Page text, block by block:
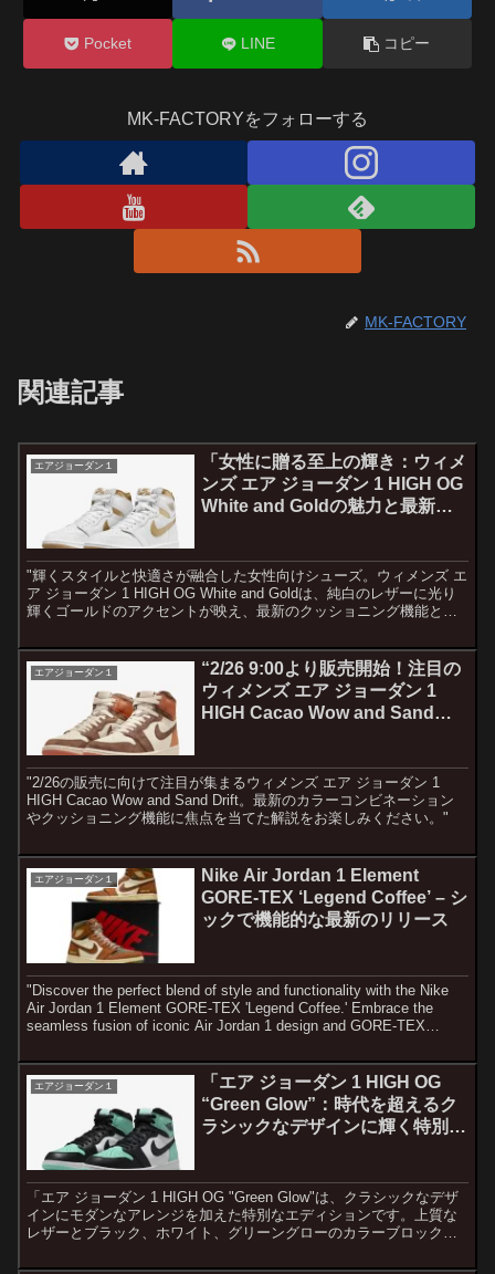
Pocket LINE コピー
MK-FACTORYをフォローする
MK-FACTORY
関連記事
エアジョーダン１
「女性に贈る至上の輝き：ウィメ
ンズ エア ジョーダン 1 HIGH OG
White and Goldの魅力と最新価
"輝くスタイルと快適さが融合した女性向けシューズ。ウィメンズ エ
ア ジョーダン 1 HIGH OG White and Goldは、純白のレザーに光り
輝くゴールドのアクセントが映え、最新のクッショニング機能とパ
レトロなデザインと共に、一歩先を行くファッションを楽しもう。
今すぐチェックして、スタイリッシュな足元を手に入れよう。"
エアジョーダン１
“2/26 9:00より販売開始！注目の
ウィメンズ エア ジョーダン 1
HIGH Cacao Wow and Sand
"2/26の販売に向けて注目が集まるウィメンズ エア ジョーダン 1
HIGH Cacao Wow and Sand Drift。最新のカラーコンビネーション
やクッショニング機能に焦点を当てた解説をお楽しみください。"
エアジョーダン１
Nike Air Jordan 1 Element
GORE-TEX ‘Legend Coffee’ – シ
ックで機能的な最新のリリース
"Discover the perfect blend of style and functionality with the Nike
Air Jordan 1 Element GORE-TEX 'Legend Coffee.' Embrace the
seamless fusion of iconic Air Jordan 1 design and GORE-TEX
reminiscent of deep coffee beans, offering a sophisticated and
versatile addition to your sneaker collection. Elevate your comfort
with the breathable GORE-TEX material, ensuring a snug fit in any
weather condition. Don't miss the limited release on February 12th –
a must-have for collectors and sneaker enthusiasts alike. Step into
the future of footwear fashion with this unique and timeless pair."
エアジョーダン１
「エア ジョーダン 1 HIGH OG
“Green Glow”：時代を超えるク
ラシックなデザインに輝く特別な
「エア ジョーダン 1 HIGH OG "Green Glow"は、クラシックなデザ
インにモダンなアレンジを加えた特別なエディションです。上質な
レザーとブラック、ホワイト、グリーングローのカラーブロックが
にはMJのWingsロゴとNike Airロゴが施され、時代を超越したエレガ